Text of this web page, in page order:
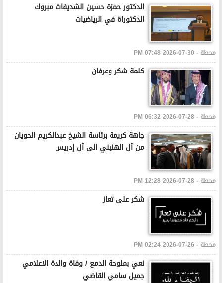
الدكتور حمزة حسين الشديفات مبروك
الدكتوراة في الرياضيات
محطة - 30-07-2026 07:48 PM
كلمة شكر وعرفان
محطة - 28-07-2026 06:32 PM
جاهة كريمة برئاسة الشيخ عبدالكريم الحويان
من آل الهنيني الى آل إدريس
محطة - 28-07-2026 12:28 PM
شكر على تعاز
محطة - 26-07-2026 02:24 PM
نعي بملوحة الدمع / وفاة والدة الاعلامي
جميل سامي القاضي